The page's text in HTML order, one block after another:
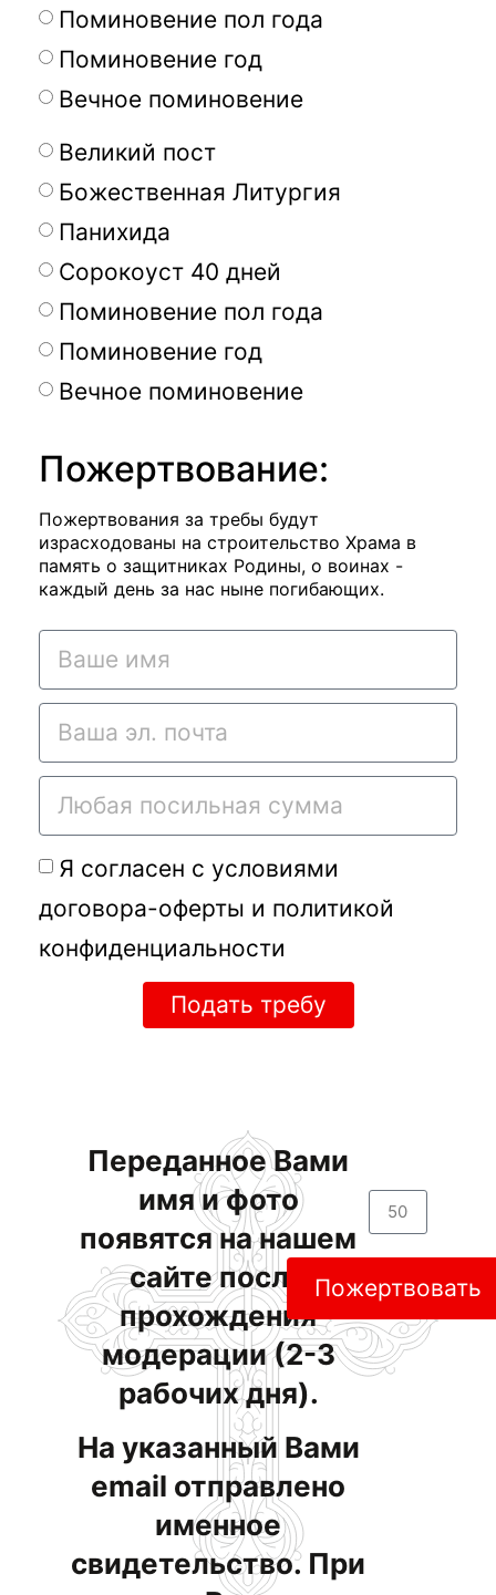
Поминовение пол года
Поминовение год
Вечное поминовение
Великий пост
Божественная Литургия
Панихида
Сорокоуст 40 дней
Поминовение пол года
Поминовение год
Вечное поминовение
Пожертвование:
Пожертвования за требы будут
израсходованы на строительство Храма в
память о защитниках Родины, о воинах -
каждый день за нас ныне погибающих.
Я согласен с условиями
договора-оферты и политикой
конфиденциальности
Подать требу
Переданное Вами
имя и фото
появятся на нашем
сайте после
прохождения
модерации (2-3
рабочих дня).
На указанный Вами
email отправлено
именное
свидетельство. При
Пожертвовать